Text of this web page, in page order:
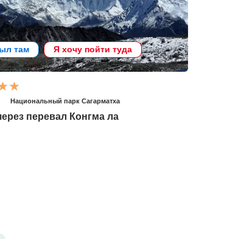
там Я хочу пойти туда
Национальный парк Сагарматха
перевал Конгма ла